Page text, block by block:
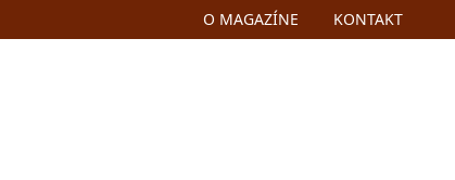
O MAGAZÍNE KONTAKT